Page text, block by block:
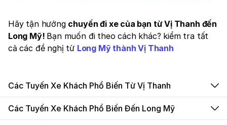
Hãy tận hưởng chuyến đi xe của bạn từ Vị Thanh đến
Long Mỹ! Bạn muốn đi theo cách khác? kiểm tra tất
cả các đề nghị từ Long Mỹ thành Vị Thanh
Các Tuyến Xe Khách Phổ Biến Từ Vị Thanh
Các Tuyến Xe Khách Phổ Biến Đến Long Mỹ